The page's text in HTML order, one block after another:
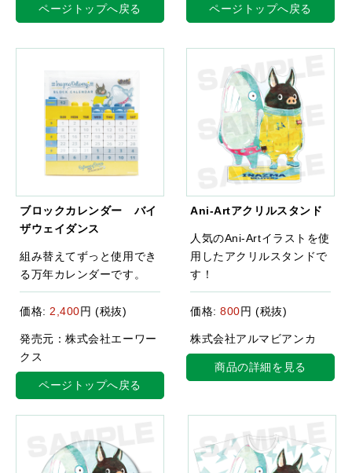
ページトップへ戻る ページトップへ戻る
ブロックカレンダー バイ
ザウェイダンス
組み替えてずっと使用でき
る万年カレンダーです。
価格: 2,400円 (税抜)
発売元：株式会社エーワー
クス
ページトップへ戻る
Ani-Artアクリルスタンド
人気のAni-Artイラストを使
用したアクリルスタンドで
す！
価格:800円 (税抜)
株式会社アルマビアンカ
商品の詳細を見る